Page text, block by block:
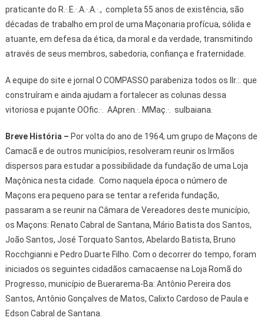
praticante do R.·.E.·.A.·.A.·., completa 55 anos de existência, são
décadas de trabalho em prol de uma Maçonaria profícua, sólida e
atuante, em defesa da ética, da moral e da verdade, transmitindo
através de seus membros, sabedoria, confiança e fraternidade.
A equipe do site e jornal O COMPASSO parabeniza todos os IIr.:. que
construíram e ainda ajudam a fortalecer as colunas dessa
vitoriosa e pujante OOfic.·. AApren.·. MMaç.·. sulbaiana.
Breve História – Por volta do ano de 1964, um grupo de Maçons de
Camacã e de outros municípios, resolveram reunir os Irmãos
dispersos para estudar a possibilidade da fundação de uma Loja
Maçônica nesta cidade. Como naquela época o número de
Maçons era pequeno para se tentar a referida fundação,
passaram a se reunir na Câmara de Vereadores deste município,
os Maçons: Renato Cabral de Santana, Mário Batista dos Santos,
João Santos, José Torquato Santos, Abelardo Batista, Bruno
Rocchgianni e Pedro Duarte Filho. Com o decorrer do tempo, foram
iniciados os seguintes cidadãos camacaense na Loja Romã do
Progresso, município de Buerarema-Ba: Antônio Pereira dos
Santos, Antônio Gonçalves de Matos, Calixto Cardoso de Paula e
Edson Cabral de Santana.